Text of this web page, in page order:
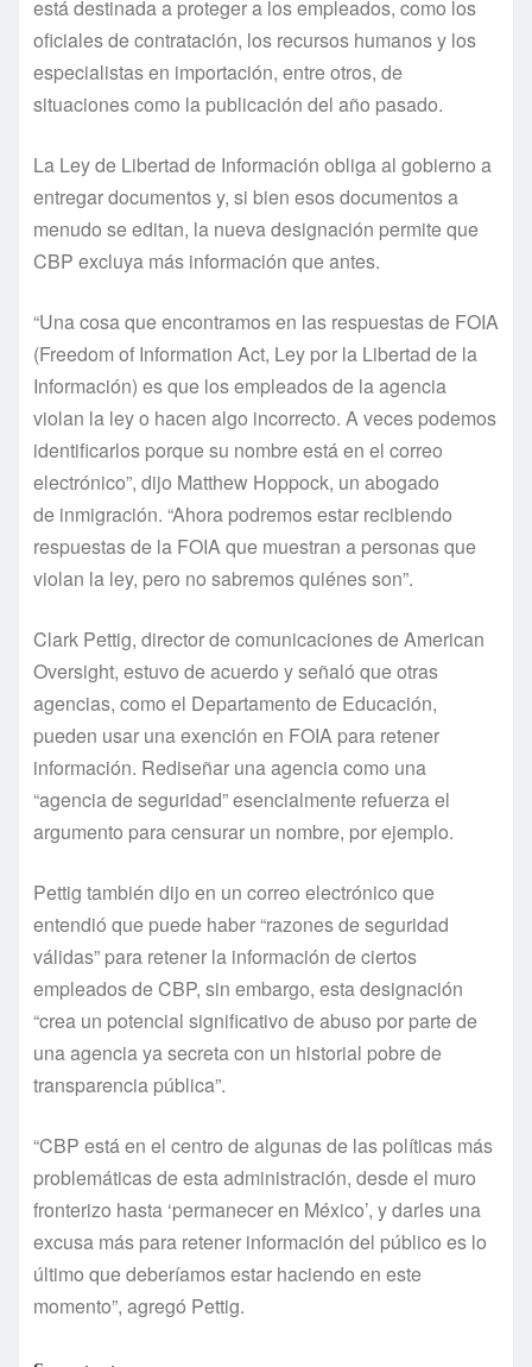
está destinada a proteger a los empleados, como los
oficiales de contratación, los recursos humanos y los
especialistas en importación, entre otros, de
situaciones como la publicación del año pasado.
La Ley de Libertad de Información obliga al gobierno a
entregar documentos y, si bien esos documentos a
menudo se editan, la nueva designación permite que
CBP excluya más información que antes.
“Una cosa que encontramos en las respuestas de FOIA
(Freedom of Information Act, Ley por la Libertad de la
Información) es que los empleados de la agencia
violan la ley o hacen algo incorrecto. A veces podemos
identificarlos porque su nombre está en el correo
electrónico”, dijo Matthew Hoppock, un abogado
de inmigración. “Ahora podremos estar recibiendo
respuestas de la FOIA que muestran a personas que
violan la ley, pero no sabremos quiénes son”.
Clark Pettig, director de comunicaciones de American
Oversight, estuvo de acuerdo y señaló que otras
agencias, como el Departamento de Educación,
pueden usar una exención en FOIA para retener
información. Rediseñar una agencia como una
“agencia de seguridad” esencialmente refuerza el
argumento para censurar un nombre, por ejemplo.
Pettig también dijo en un correo electrónico que
entendió que puede haber “razones de seguridad
válidas” para retener la información de ciertos
empleados de CBP, sin embargo, esta designación
“crea un potencial significativo de abuso por parte de
una agencia ya secreta con un historial pobre de
transparencia pública”.
“CBP está en el centro de algunas de las políticas más
problemáticas de esta administración, desde el muro
fronterizo hasta ‘permanecer en México’, y darles una
excusa más para retener información del público es lo
último que deberíamos estar haciendo en este
momento”, agregó Pettig.